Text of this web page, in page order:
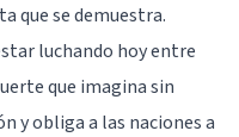
que se demuestra.
luchando hoy entre
que imagina sin
y obliga a las naciones a